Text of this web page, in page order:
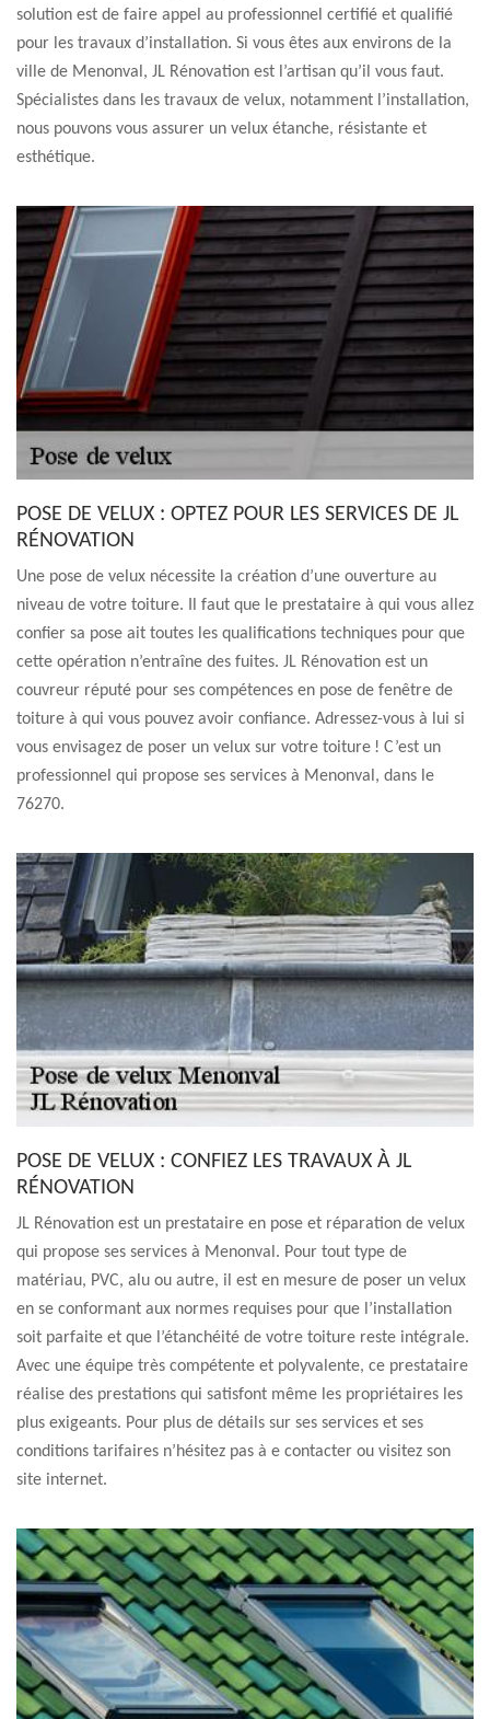
solution est de faire appel au professionnel certifié et qualifié
pour les travaux d’installation. Si vous êtes aux environs de la
ville de Menonval, JL Rénovation est l’artisan qu’il vous faut.
Spécialistes dans les travaux de velux, notamment l’installation,
nous pouvons vous assurer un velux étanche, résistante et
esthétique.
POSE DE VELUX : OPTEZ POUR LES SERVICES DE JL
RÉNOVATION
Une pose de velux nécessite la création d’une ouverture au
niveau de votre toiture. Il faut que le prestataire à qui vous allez
confier sa pose ait toutes les qualifications techniques pour que
cette opération n’entraîne des fuites. JL Rénovation est un
couvreur réputé pour ses compétences en pose de fenêtre de
toiture à qui vous pouvez avoir confiance. Adressez-vous à lui si
vous envisagez de poser un velux sur votre toiture ! C’est un
professionnel qui propose ses services à Menonval, dans le
76270.
POSE DE VELUX : CONFIEZ LES TRAVAUX À JL
RÉNOVATION
JL Rénovation est un prestataire en pose et réparation de velux
qui propose ses services à Menonval. Pour tout type de
matériau, PVC, alu ou autre, il est en mesure de poser un velux
en se conformant aux normes requises pour que l’installation
soit parfaite et que l’étanchéité de votre toiture reste intégrale.
Avec une équipe très compétente et polyvalente, ce prestataire
réalise des prestations qui satisfont même les propriétaires les
plus exigeants. Pour plus de détails sur ses services et ses
conditions tarifaires n’hésitez pas à e contacter ou visitez son
site internet.